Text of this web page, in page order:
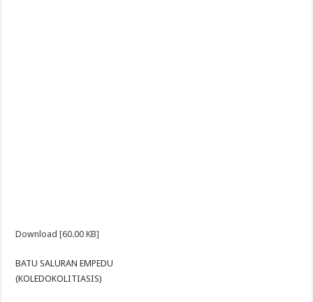
Download [60.00 KB]
BATU SALURAN EMPEDU
(KOLEDOKOLITIASIS)